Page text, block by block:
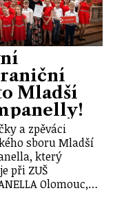
Mladší
a zpěváci
sboru Mladší
který
při ZUŠ
Olomouc,…